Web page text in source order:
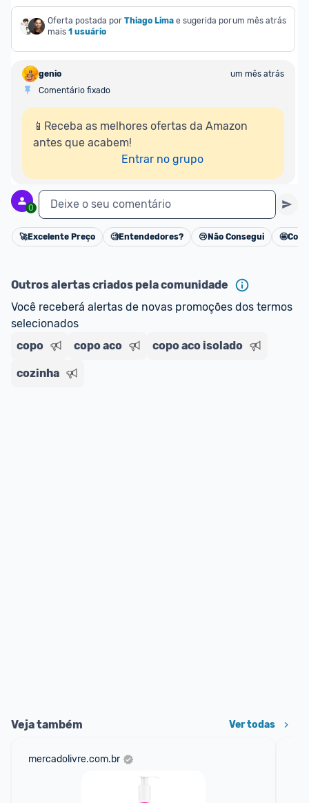
Oferta postada por Thiago Lima e sugerida por
mais 1 usuário
um mês atrás
genio
um mês atrás
Comentário fixado
📱Receba as melhores ofertas da Amazon
antes que acabem!
Entrar no grupo
0 Deixe o seu comentário
Cancelar
🚀Excelente Preço 🧐Entendedores? 😢 Não Consegui 🤩
Outros alertas criados pela comunidade
Você receberá alertas de novas promoções dos termos
selecionados
copo
copo aco copo aco isolado
cozinha
Veja também Ver todas
mercadolivre.com.br